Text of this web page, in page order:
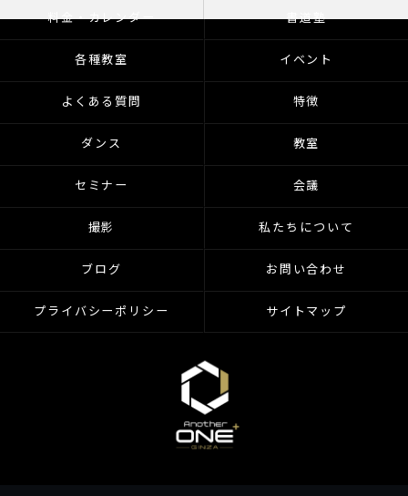
料金・カレンダー 書道塾
各種教室 イベント
よくある質問 特徴
ダンス 教室
セミナー 会議
撮影 私たちについて
ブログ お問い合わせ
プライバシーポリシー サイトマップ